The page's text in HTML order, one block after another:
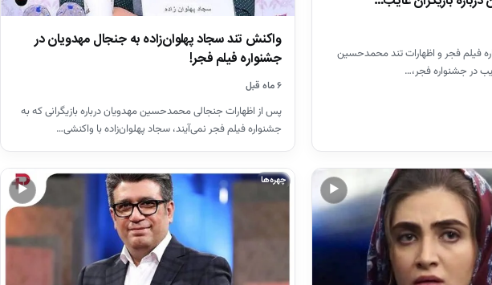
فیلم فجر و اظهارات تند محمدحسین
در جشنواره فجر،…
واکنش تند سجاد پهلوان‌زاده به جنجال مهدویان در
جشنواره فیلم فجر!
۶ ماه قبل
پس از اظهارات جنجالی محمدحسین مهدویان درباره بازیگرانی که به
جشنواره فیلم فجر نمی‌آیند، سجاد پهلوان‌زاده با واکنشی…
▶
▶
چهره‌ها